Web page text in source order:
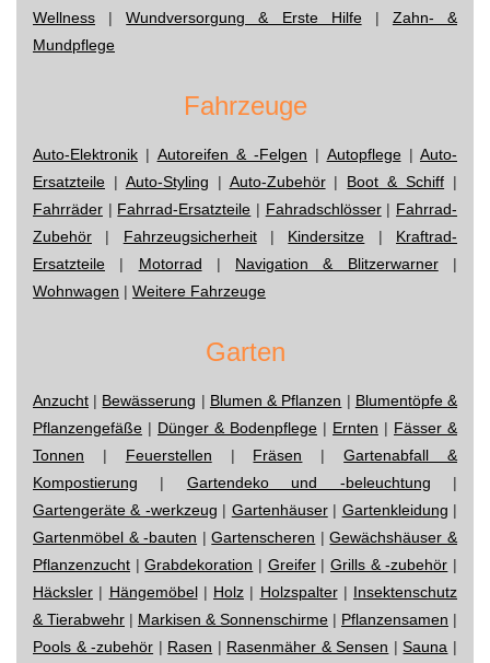
Wellness |Wundversorgung & Erste Hilfe| Zahn- &
Mundpflege
Fahrzeuge
Auto-Elektronik | Autoreifen & -Felgen | Autopflege| Auto-
Ersatzteile | Auto-Styling | Auto-Zubehör| Boot & Schiff |
Fahrräder | Fahrrad-Ersatzteile | Fahradschlösser| Fahrrad-
Zubehör | Fahrzeugsicherheit| Kindersitze | Kraftrad-
Ersatzteile | Motorrad | Navigation & Blitzerwarner|
Wohnwagen | Weitere Fahrzeuge
Garten
Anzucht | Bewässerung | Blumen & Pflanzen | Blumentöpfe &
Pflanzengefäße | Dünger & Bodenpflege | Ernten | Fässer &
Tonnen | Feuerstellen | Fräsen |Gartenabfall &
Kompostierung | Gartendeko und -beleuchtung |
Gartengeräte & -werkzeug | Gartenhäuser| Gartenkleidung |
Gartenmöbel & -bauten |Gartenscheren |Gewächshäuser &
Pflanzenzucht |Grabdekoration | Greifer|Grills & -zubehör |
Häcksler | Hängemöbel| Holz | Holzspalter| Insektenschutz
& Tierabwehr | Markisen & Sonnenschirme | Pflanzensamen |
Pools & -zubehör | Rasen | Rasenmäher & Sensen |Sauna |